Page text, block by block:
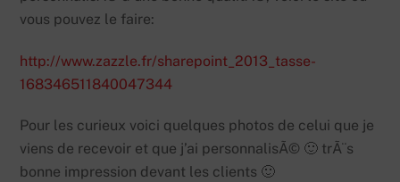
vous pouvez le faire:
http://www.zazzle.fr/sharepoint_2013_tasse-
168346511840047344
Pour les curieux voici quelques photos de celui que je
viens de recevoir et que j’ai personnalisÃ© 🙂 trÃ¨s
bonne impression devant les clients 🙂